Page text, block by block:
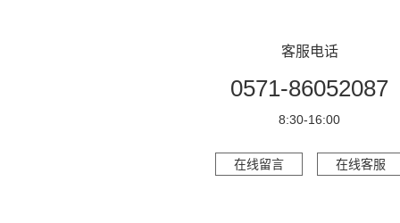
客服电话
0571-86052087
8:30-16:00
在线留言 在线客服